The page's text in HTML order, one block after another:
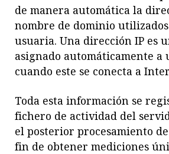
de manera automática la
nombre de dominio
usuaria. Una dirección IP es
asignado automáticamente a
cuando este se conecta a
Toda esta información se
fichero de actividad del
el posterior procesamiento
fin de obtener mediciones